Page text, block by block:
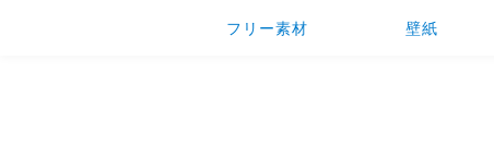
フリー素材 壁紙